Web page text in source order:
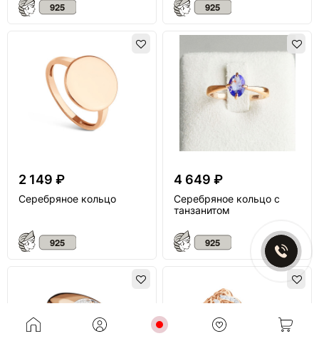
2 149 ₽
Серебряное кольцо
4 649 ₽
Серебряное кольцо с
танзанитом